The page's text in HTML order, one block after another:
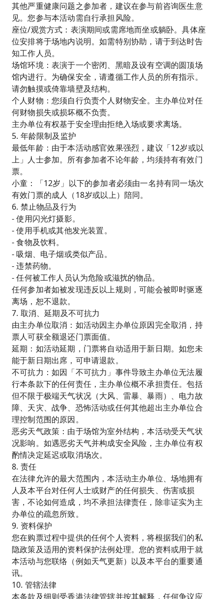
其他严重健康问题之参加者，建议在参与前咨询医生意
见。您参与本活动需自行承担风险。
座位/观赏方式：表演期间或需席地而坐或躺卧。具体座
位安排将于场地内说明。如需特别协助，请于到达时告
知工作人员。
场馆环境：表演于一个密闭、黑暗及设有空调的圆顶场
馆内进行。为确保安全，请遵循工作人员的所有指示。
请勿触摸或倚靠墙壁及结构。
个人财物：您须自行负责个人财物安全。主办单位对任
何财物损失或损坏概不负责。
主办单位有权基于安全理由拒绝入场或要求离场。
5. 年龄限制及监护
最低年龄：由于本活动感官效果强烈，建议「12岁或以
上」人士参加。所有参加者不论年龄，均须持有有效门
票。
小童：「12岁」以下的参加者必须由一名持有同一场次
有效门票的成人（18岁或以上）陪同。
6. 禁止物品及行为
- 使用闪光灯摄影。
- 使用手机或其他发光装置。
- 食物及饮料。
- 吸烟、电子烟或类似产品。
- 违禁药物。
- 任何被工作人员认为危险或滋扰的物品。
任何参加者如被发现违反以上规则，可能会被即时驱逐
离场，恕不退款。
7. 取消、延期及不可抗力
由主办单位取消：如活动因主办单位原因完全取消，持
票人可获全额退还门票面值。
延期：如活动延期，门票将自动适用于新日期。如您未
能于新日期出席，可申请退款。
不可抗力：如因「不可抗力」事件导致主办单位无法履
行本条款下的任何责任，主办单位概不承担责任。包括
但不限于极端天气状况（大风、雷暴、暴雨）、电力故
障、天灾、战争、恐怖活动或任何其他超出主办单位合
理控制范围的原因。
恶劣天气政策：由于场馆为室外结构，本活动受天气状
况影响。如遇恶劣天气并构成安全风险，主办单位有权
酌情决定延迟或取消场次。
8. 责任
在法律允许的最大范围内，本活动主办单位、场地拥有
人及本平台对任何人士或财产的任何损失、伤害或损
害，不论如何造成，均不承担法律责任，除非证实为主
办单位的疏忽所致。
9. 资料保护
您在购票过程中提供的任何个人资料，将根据我们的私
隐政策及适用的资料保护法例处理。您的资料或用于就
本活动与您联络（例如天气更新）以及本平台的重要通
讯。
10. 管辖法律
本条款及细则受香港法律管辖并按其解释，任何争议应